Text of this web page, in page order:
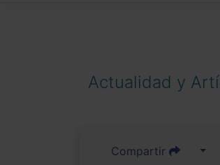
Actualidad y
Compartir